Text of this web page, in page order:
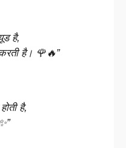
है,
है। 🌹🔥”
है,